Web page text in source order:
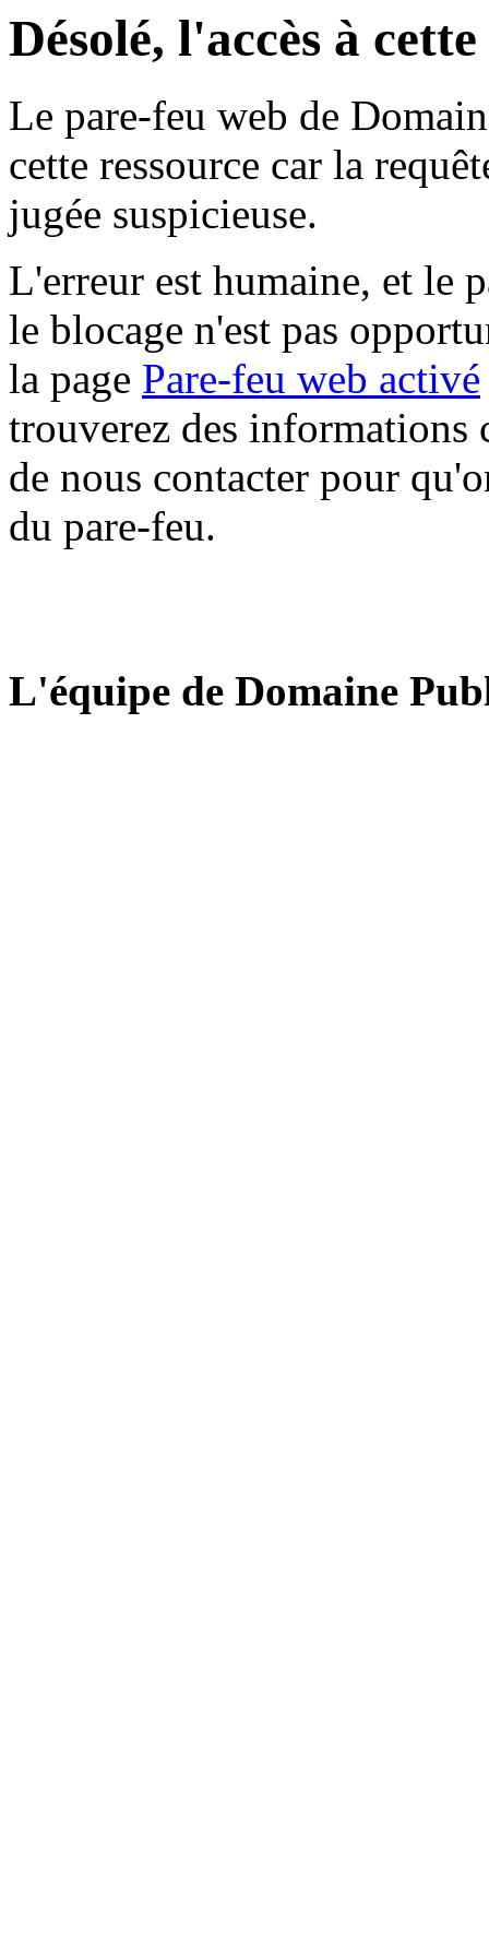
Désolé, l'accès à
Le pare-feu web de
cette ressource car la
jugée suspicieuse.
L'erreur est humaine, et le
le blocage n'est pas
la page Pare-feu web activé
trouverez des informations
de nous contacter pour
du pare-feu.
L'équipe de Domaine